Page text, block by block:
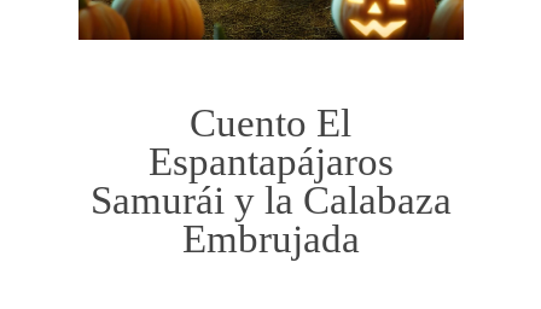
Cuento El
Espantapájaros
Samurái y la Calabaza
Embrujada